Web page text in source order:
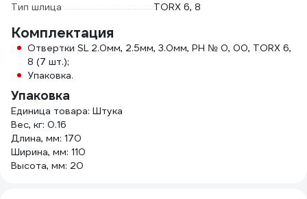
Тип шлица
TORX 6, 8
Комплектация
Отвертки SL 2.0мм, 2.5мм, 3.0мм, PH № 0, 00, TORX 6,
8 (7 шт.);
Упаковка.
Упаковка
Единица товара: Штука
Вес, кг: 0.16
Длина, мм: 170
Ширина, мм: 110
Высота, мм: 20